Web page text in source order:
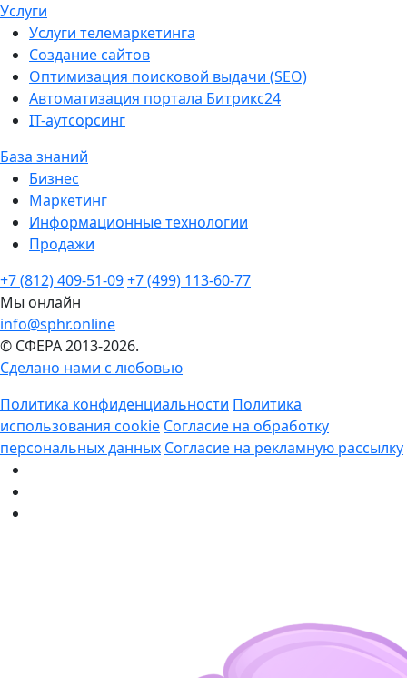
Услуги
Услуги телемаркетинга
Создание сайтов
Оптимизация поисковой выдачи (SEO)
Автоматизация портала Битрикс24
IT-аутсорсинг
База знаний
Бизнес
Маркетинг
Информационные технологии
Продажи
+7 (812) 409-51-09+7 (499) 113-60-77
Мы онлайн
info@sphr.online
© СФЕРА 2013-2026.
Сделано нами с любовью
Политика конфиденциальности Политика
использования cookie Согласие на обработку
персональных данных Согласие на рекламную рассылку